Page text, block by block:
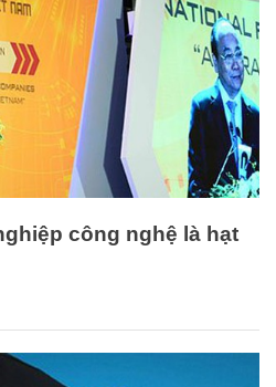
công nghệ là hạt